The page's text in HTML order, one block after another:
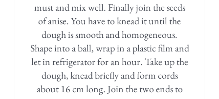
must and mix well. Finally join the seeds
of anise. You have to knead it until the
dough is smooth and homogeneous.
Shape into a ball, wrap in a plastic film and
let in refrigerator for an hour. Take up the
dough, knead briefly and form cords
about 16 cm long. Join the two ends to